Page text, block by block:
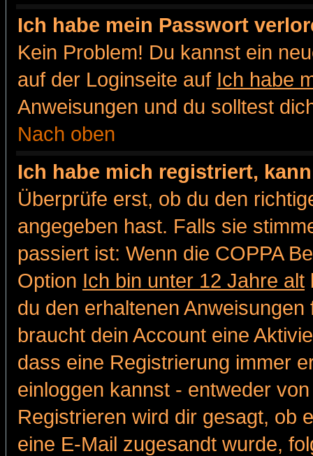
Ich habe mein Passwort
Kein Problem! Du kannst ein
auf der Loginseite auf Ich habe
Anweisungen und du solltest
Nach oben
Ich habe mich registriert,
Überprüfe erst, ob du den
angegeben hast. Falls sie
passiert ist: Wenn die COPPA
Option Ich bin unter 12 Jahre alt
du den erhaltenen
braucht dein Account eine
dass eine Registrierung immer
einloggen kannst - entweder
Registrieren wird dir gesagt, ob
eine E-Mail zugesandt wurde,